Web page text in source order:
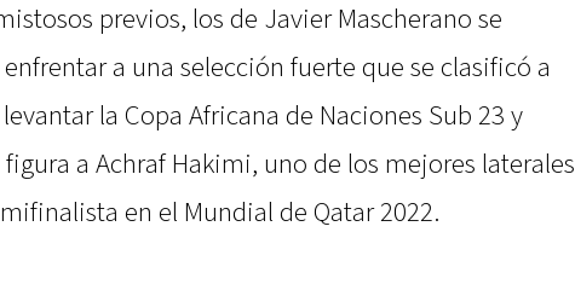
previos, los de Javier Mascherano se
a una selección fuerte que se clasificó a
la Copa Africana de Naciones Sub 23 y
a Achraf Hakimi, uno de los mejores laterales
en el Mundial de Qatar 2022.